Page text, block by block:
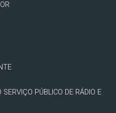
PÚBLICO DE RÁDIO E